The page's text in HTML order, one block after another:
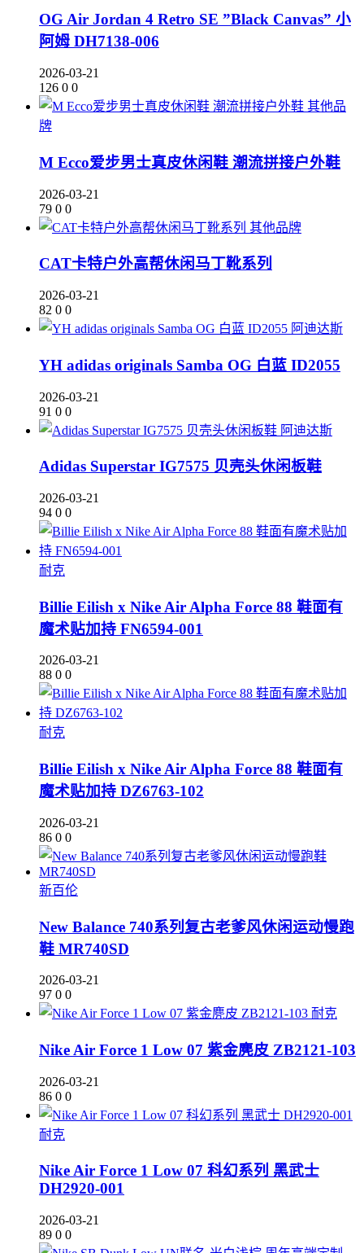
OG Air Jordan 4 Retro SE ”Black Canvas” 小
阿姆 DH7138-006
2026-03-21
126 0 0
其他品
牌
M Ecco爱步男士真皮休闲鞋 潮流拼接户外鞋
2026-03-21
79 0 0
其他品牌
CAT卡特户外高帮休闲马丁靴系列
2026-03-21
82 0 0
阿迪达斯
YH adidas originals Samba OG 白蓝 ID2055
2026-03-21
91 0 0
阿迪达斯
Adidas Superstar IG7575 贝壳头休闲板鞋
2026-03-21
94 0 0
耐克
Billie Eilish x Nike Air Alpha Force 88 鞋面有
魔术贴加持 FN6594-001
2026-03-21
88 0 0
耐克
Billie Eilish x Nike Air Alpha Force 88 鞋面有
魔术贴加持 DZ6763-102
2026-03-21
86 0 0
新百伦
New Balance 740系列复古老爹风休闲运动慢跑
鞋 MR740SD
2026-03-21
97 0 0
耐克
Nike Air Force 1 Low 07 紫金麂皮 ZB2121-103
2026-03-21
86 0 0
耐克
Nike Air Force 1 Low 07 科幻系列 黑武士
DH2920-001
2026-03-21
89 0 0